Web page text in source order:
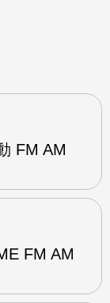
FM AM
FM AM